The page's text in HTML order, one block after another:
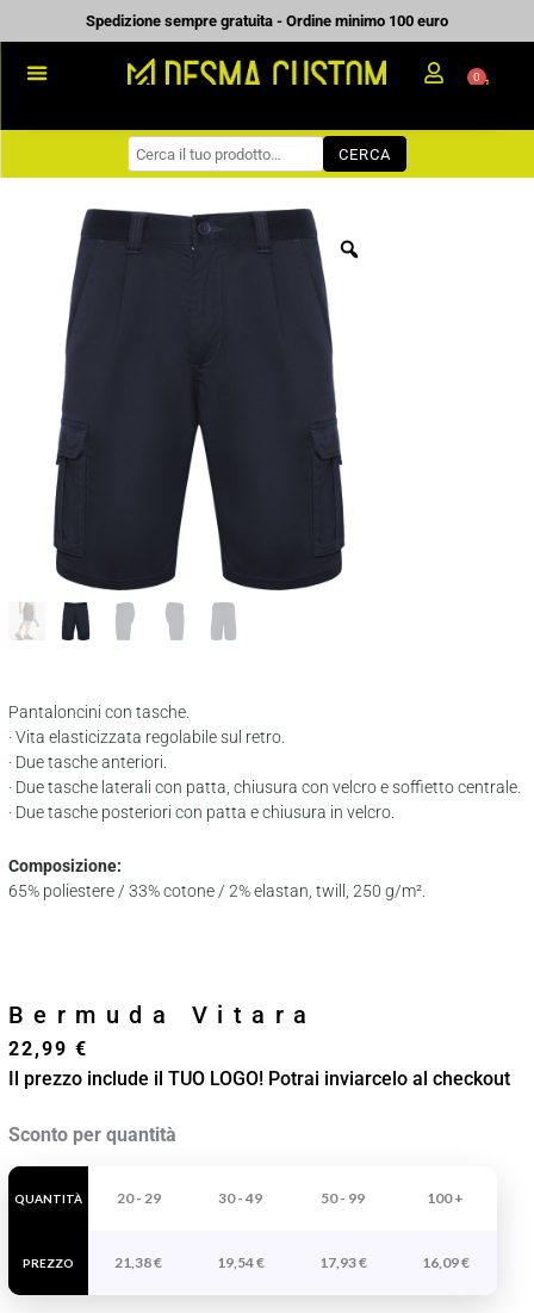
al
contenuto
Spedizione sempre gratuita - Ordine minimo 100 euro
WORKWEAR
COME ORDINARE
PREVENTIVI
CHI SIAMO
BLOG
CONTATTI
0
CERCA
Pantaloncini con tasche.
· Vita elasticizzata regolabile sul retro.
· Due tasche anteriori.
· Due tasche laterali con patta, chiusura con velcro e soffietto centrale.
· Due tasche posteriori con patta e chiusura in velcro.
Composizione:
65% poliestere / 33% cotone / 2% elastan, twill, 250 g/m².
Bermuda Vitara
22,99 €
Il prezzo include il TUO LOGO! Potrai inviarcelo al checkout
Sconto per quantità
QUANTITÀ
PREZZO
20 - 29 30 - 49 50 - 99 100 +
21,38€ 19,54€ 17,93€ 16,09€
Bermuda
Vitara
quantità